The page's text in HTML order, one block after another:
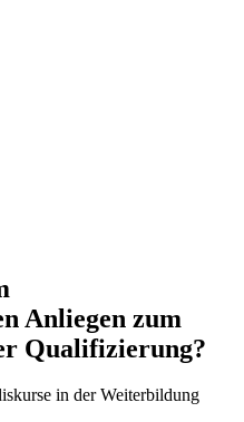
Anliegen zum
Qualifizierung?
in der Weiterbildung